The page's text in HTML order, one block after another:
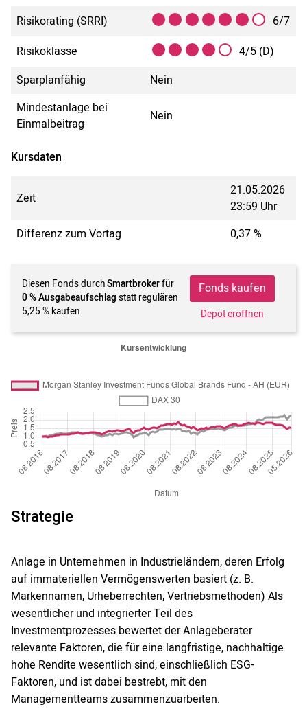
Risikorating (SRRI)
6/7
Risikoklasse
4/5 (D)
Sparplanfähig
Nein
Mindestanlage bei
Einmalbeitrag
Nein
Kursdaten
Zeit
21.05.2026
23:59 Uhr
Differenz zum Vortag
0,37 %
Diesen Fonds durchSmartbrokerfür
0 % Ausgabeaufschlag statt regulären
5,25 % kaufen
Fonds kaufen
Depot eröffnen
Strategie
Anlage in Unternehmen in Industrieländern, deren Erfolg
auf immateriellen Vermögenswerten basiert (z. B.
Markennamen, Urheberrechten, Vertriebsmethoden) Als
wesentlicher und integrierter Teil des
Investmentprozesses bewertet der Anlageberater
relevante Faktoren, die für eine langfristige, nachhaltige
hohe Rendite wesentlich sind, einschließlich ESG-
Faktoren, und ist dabei bestrebt, mit den
Managementteams zusammenzuarbeiten.